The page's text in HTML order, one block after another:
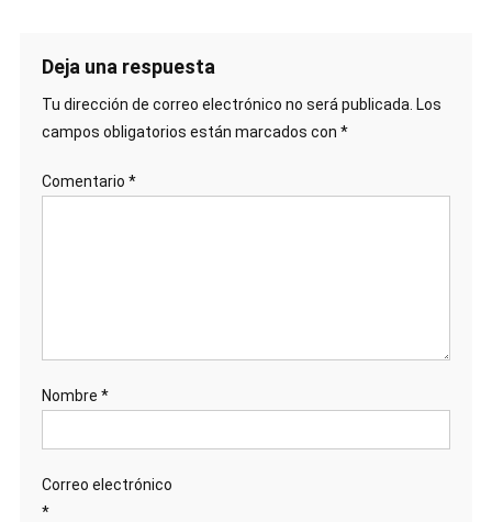
Deja una respuesta
Tu dirección de correo electrónico no será publicada. Los
campos obligatorios están marcados con *
Comentario *
Nombre *
Correo electrónico
*